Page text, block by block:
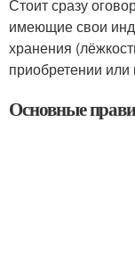
Стоит сразу
имеющие свои
хранения
приобретении
Основные